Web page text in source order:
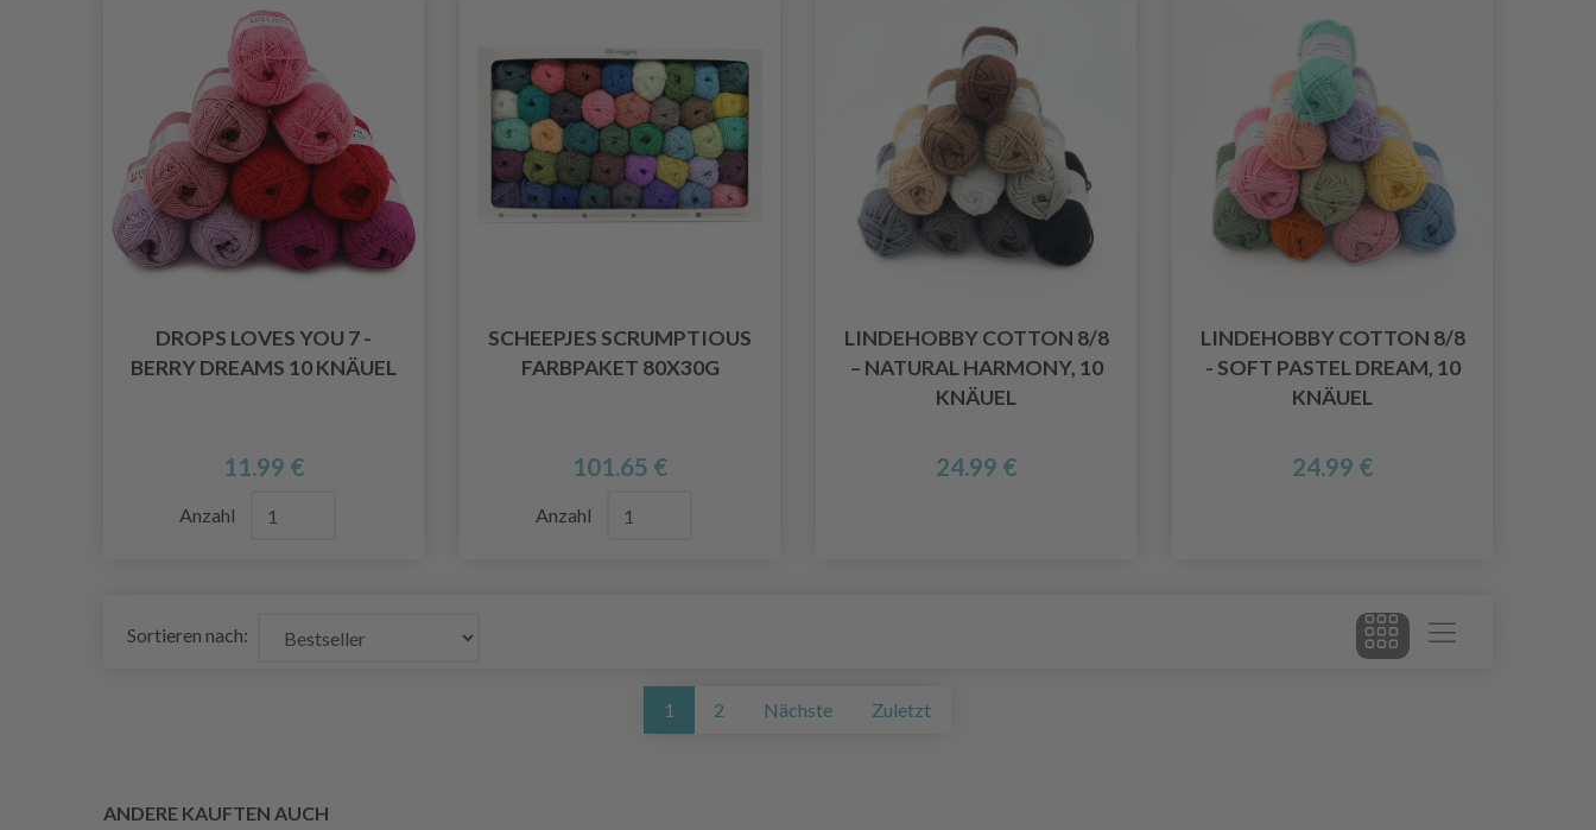
DROPS LOVES YOU 7 -
BERRY DREAMS 10 KNÄUEL
11.99 €
Anzahl
SCHEEPJES SCRUMPTIOUS
FARBPAKET 80X30G
101.65 €
Anzahl
LINDEHOBBY COTTON 8/8
– NATURAL HARMONY, 10
KNÄUEL
24.99 €
LINDEHOBBY COTTON 8/8
- SOFT PASTEL DREAM, 10
KNÄUEL
24.99 €
Sortieren nach:
1 2 Nächste Zuletzt
ANDERE KAUFTEN AUCH